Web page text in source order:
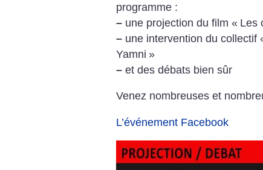
programme :
– une projection du film « Les
– une intervention du collectif
Yamni »
– et des débats bien sûr
Venez nombreuses et
L’événement Facebook